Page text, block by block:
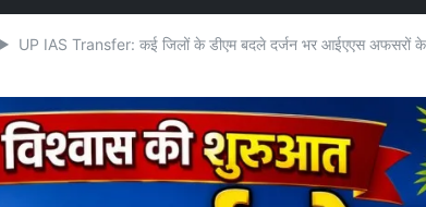
UP IAS Transfer: कई जिलों के डीएम बदले दर्जन भर आईएएस अफसरों